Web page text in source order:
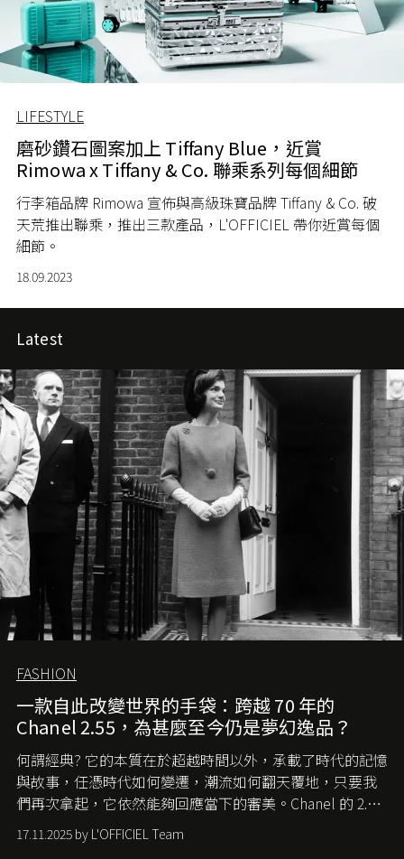
LIFESTYLE
磨砂鑽石圖案加上 Tiffany Blue，近賞
Rimowa x Tiffany & Co. 聯乘系列每個細節
行李箱品牌 Rimowa 宣佈與高級珠寶品牌 Tiffany & Co. 破
天荒推出聯乘，推出三款產品，L'OFFICIEL 帶你近賞每個
細節。
18.09.2023
Latest
FASHION
一款自此改變世界的手袋：跨越 70 年的
Chanel 2.55，為甚麼至今仍是夢幻逸品？
何謂經典? 它的本質在於超越時間以外，承載了時代的記憶
與故事，任憑時代如何變遷，潮流如何翻天覆地，只要我
們再次拿起，它依然能夠回應當下的審美。Chanel 的 2.55
手袋更是這樣存在，自問世至今，一直有着舉足輕重的地
位。如果說每個女生的第一個夢想手袋是 Chanel，那 2.55
17.11.2025 by L'OFFICIEL Team